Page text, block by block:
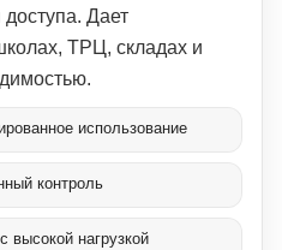
Дает
ТРЦ, складах и
использование
контроль
высокой нагрузкой